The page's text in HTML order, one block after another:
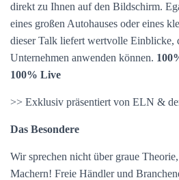
direkt zu Ihnen auf den Bildschirm.
eines großen Autohauses oder eines
dieser Talk liefert wertvolle Einblicke,
Unternehmen anwenden können.
100% Live
>> Exklusiv präsentiert von ELN &
Das Besondere
Wir sprechen nicht über graue
Machern! Freie Händler und